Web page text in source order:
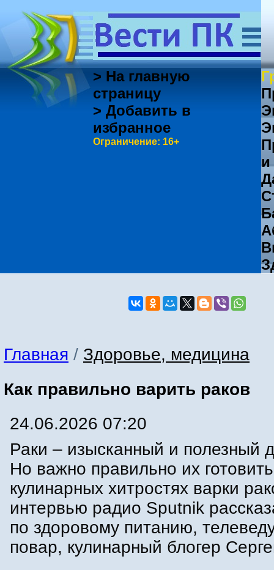
> На главную
страницу
> Добавить в
избранное
Ограничение: 16+
Главная / Здоровье, медицина
Как правильно варить раков
24.06.2026 07:20
Раки – изысканный и полезный
Но важно правильно их
кулинарных хитростях варки
интервью радио Sputnik
по здоровому питанию,
повар, кулинарный блогер